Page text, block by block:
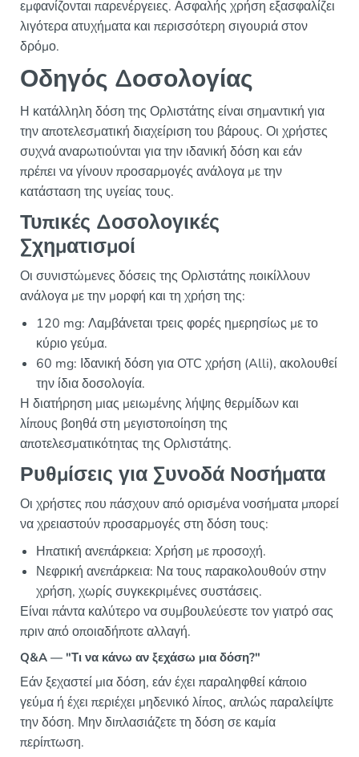
εμφανίζονται παρενέργειες. Ασφαλής χρήση εξασφαλίζει
λιγότερα ατυχήματα και περισσότερη σιγουριά στον
δρόμο.
Οδηγός Δοσολογίας
Η κατάλληλη δόση της Ορλιστάτης είναι σημαντική για
την αποτελεσματική διαχείριση του βάρους. Οι χρήστες
συχνά αναρωτιούνται για την ιδανική δόση και εάν
πρέπει να γίνουν προσαρμογές ανάλογα με την
κατάσταση της υγείας τους.
Τυπικές Δοσολογικές
Σχηματισμοί
Οι συνιστώμενες δόσεις της Ορλιστάτης ποικίλλουν
ανάλογα με την μορφή και τη χρήση της:
120 mg: Λαμβάνεται τρεις φορές ημερησίως με το
κύριο γεύμα.
60 mg: Ιδανική δόση για OTC χρήση (Alli), ακολουθεί
την ίδια δοσολογία.
Η διατήρηση μιας μειωμένης λήψης θερμίδων και
λίπους βοηθά στη μεγιστοποίηση της
αποτελεσματικότητας της Ορλιστάτης.
Ρυθμίσεις για Συνοδά Νοσήματα
Οι χρήστες που πάσχουν από ορισμένα νοσήματα μπορεί
να χρειαστούν προσαρμογές στη δόση τους:
Ηπατική ανεπάρκεια: Χρήση με προσοχή.
Νεφρική ανεπάρκεια: Να τους παρακολουθούν στην
χρήση, χωρίς συγκεκριμένες συστάσεις.
Είναι πάντα καλύτερο να συμβουλεύεστε τον γιατρό σας
πριν από οποιαδήποτε αλλαγή.
Q&A — "Τι να κάνω αν ξεχάσω μια δόση?"
Εάν ξεχαστεί μια δόση, εάν έχει παραληφθεί κάποιο
γεύμα ή έχει περιέχει μηδενικό λίπος, απλώς παραλείψτε
την δόση. Μην διπλασιάζετε τη δόση σε καμία
περίπτωση.